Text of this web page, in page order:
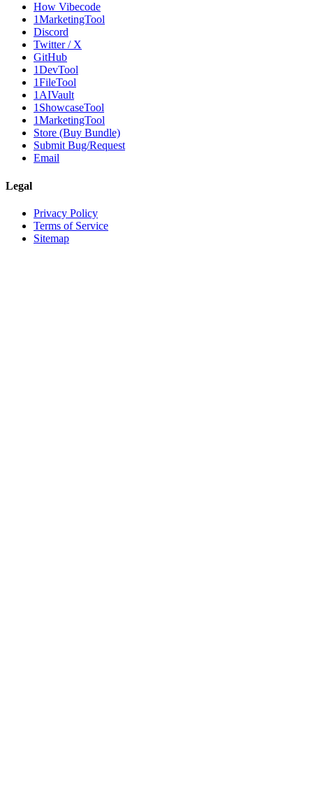
How Vibecode
1MarketingTool
Discord
Twitter / X
GitHub
1DevTool
1FileTool
1AIVault
1ShowcaseTool
1MarketingTool
Store (Buy Bundle)
Submit Bug/Request
Email
Legal
Privacy Policy
Terms of Service
Sitemap